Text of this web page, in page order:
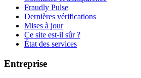
Fraudly Pulse
Dernières vérifications
Mises à jour
Ce site est-il sûr ?
État des services
Entreprise